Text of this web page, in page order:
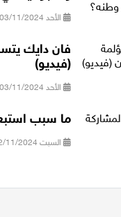
الأحد 03/11/2024 17:03
فان دايك
(فيديو)
الأحد 03/11/2024 10:00
ما سبب
السبت 02/11/2024 08:36